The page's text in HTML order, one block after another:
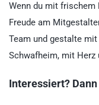
Wenn du mit frischem
Freude am
Team und gestalte
Schwafheim, mit Herz
Interessiert?